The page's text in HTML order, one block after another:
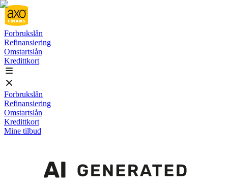
Forbrukslån
Refinansiering
Omstartslån
Kredittkort
Forbrukslån
Refinansiering
Omstartslån
Kredittkort
Mine tilbud